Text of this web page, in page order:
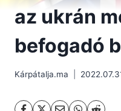
az ukrán
befogadó
Kárpátalja.ma